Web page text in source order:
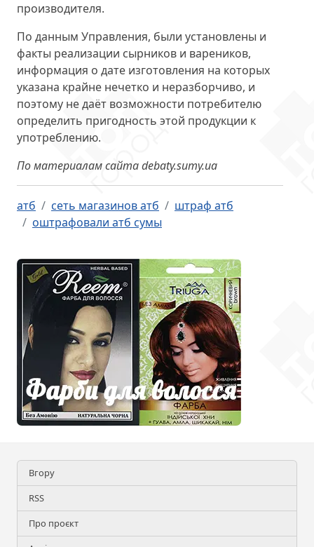
производителя.
По данным Управления, были установлены и
факты реализации сырников и вареников,
информация о дате изготовления на которых
указана крайне нечетко и неразборчиво, и
поэтому не даёт возможности потребителю
определить пригодность этой продукции к
употреблению.
По материалам сайта debaty.sumy.ua
атб сеть магазинов атб
штраф атб
оштрафовали атб сумы
Вгору
RSS
Про проєкт